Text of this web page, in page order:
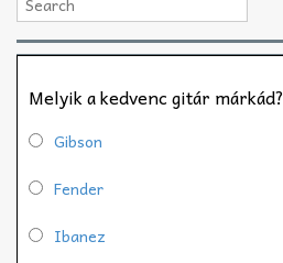
Melyik a kedvenc gitár márkád?
Gibson
Fender
Ibanez